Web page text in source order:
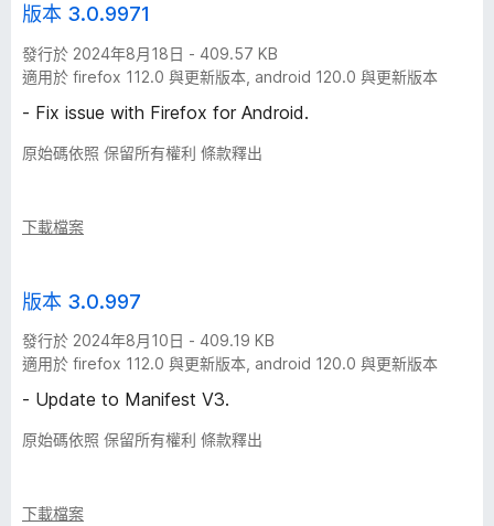
版本 3.0.9971
發行於 2024年8月18日 - 409.57 KB
適用於 firefox 112.0 與更新版本, android 120.0 與更新版本
- Fix issue with Firefox for Android.
原始碼依照 保留所有權利 條款釋出
下載檔案
版本 3.0.997
發行於 2024年8月10日 - 409.19 KB
適用於 firefox 112.0 與更新版本, android 120.0 與更新版本
- Update to Manifest V3.
原始碼依照 保留所有權利 條款釋出
下載檔案